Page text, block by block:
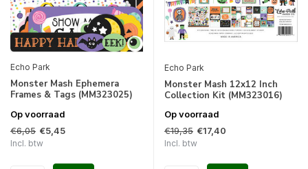
Echo Park
Monster Mash Ephemera
Frames & Tags (MM323025)
Op voorraad
€6,05 €5,45
Incl. btw
Echo Park
Monster Mash 12x12 Inch
Collection Kit (MM323016)
Op voorraad
€19,35 €17,40
Incl. btw